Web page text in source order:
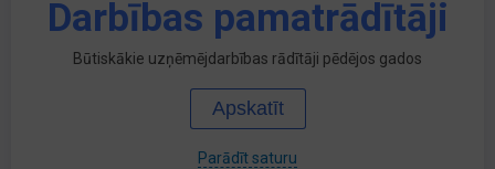
Darbības pamatrādītāji
Būtiskākie uzņēmējdarbības rādītāji pēdējos gados
Apskatīt
Parādīt saturu